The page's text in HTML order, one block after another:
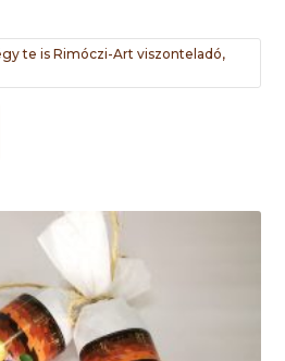
te is Rimóczi-Art viszonteladó,